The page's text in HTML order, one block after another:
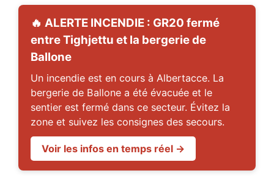
🔥 ALERTE INCENDIE : GR20 fermé
entre Tighjettu et la bergerie de
Ballone
Un incendie est en cours à Albertacce. La
bergerie de Ballone a été évacuée et le
sentier est fermé dans ce secteur. Évitez la
zone et suivez les consignes des secours.
Voir les infos en temps réel →